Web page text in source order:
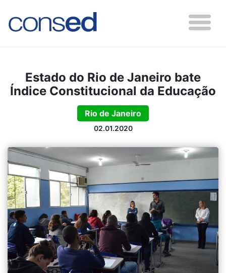
Estado do Rio de Janeiro bate
Índice Constitucional da Educação
Rio de Janeiro
02.01.2020